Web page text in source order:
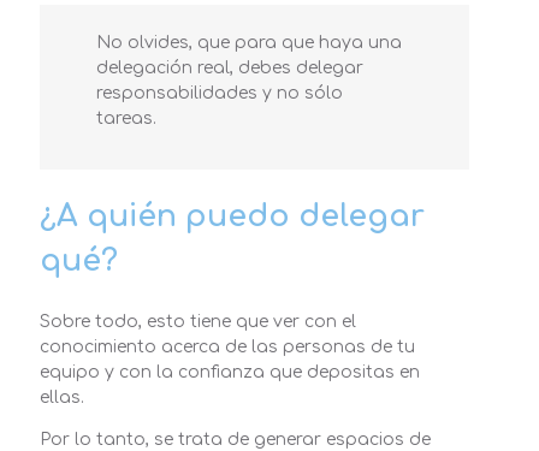
No olvides, que para que haya una
delegación real, debes delegar
responsabilidades y no sólo
tareas.
¿A quién puedo delegar
qué?
Sobre todo, esto tiene que ver con el
conocimiento acerca de las personas de tu
equipo y con la confianza que depositas en
ellas.
Por lo tanto, se trata de generar espacios de